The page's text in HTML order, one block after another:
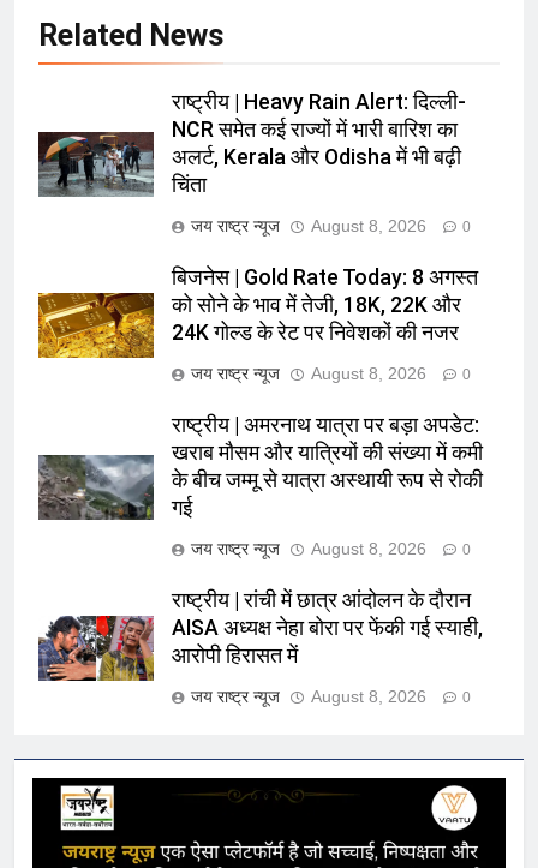
Related News
राष्ट्रीय | Heavy Rain Alert: दिल्ली-
NCR समेत कई राज्यों में भारी बारिश का
अलर्ट, Kerala और Odisha में भी बढ़ी
चिंता
जय राष्ट्र न्यूज August 8, 2026 0
बिजनेस | Gold Rate Today: 8 अगस्त
को सोने के भाव में तेजी, 18K, 22K और
24K गोल्ड के रेट पर निवेशकों की नजर
जय राष्ट्र न्यूज August 8, 2026 0
राष्ट्रीय | अमरनाथ यात्रा पर बड़ा अपडेट:
खराब मौसम और यात्रियों की संख्या में कमी
के बीच जम्मू से यात्रा अस्थायी रूप से रोकी
गई
जय राष्ट्र न्यूज August 8, 2026 0
राष्ट्रीय | रांची में छात्र आंदोलन के दौरान
AISA अध्यक्ष नेहा बोरा पर फेंकी गई स्याही,
आरोपी हिरासत में
जय राष्ट्र न्यूज August 8, 2026 0